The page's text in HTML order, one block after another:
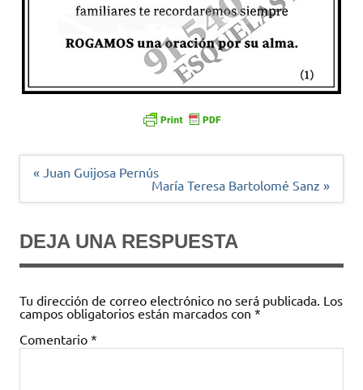
Navegación
« Juan Guijosa Pernús
María Teresa Bartolomé Sanz »
DEJA UNA RESPUESTA
Tu dirección de correo electrónico no será publicada. Los
campos obligatorios están marcados con *
Comentario *